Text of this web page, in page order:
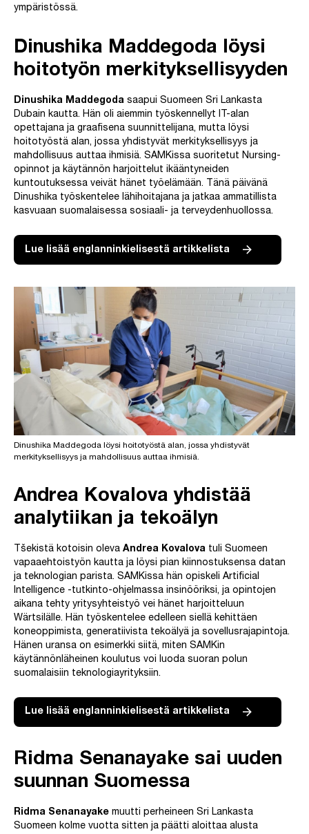
ympäristössä.
Dinushika Maddegoda löysi
hoitotyön merkityksellisyyden
Dinushika Maddegoda saapui Suomeen Sri Lankasta
Dubain kautta. Hän oli aiemmin työskennellyt IT-alan
opettajana ja graafisena suunnittelijana, mutta löysi
hoitotyöstä alan, jossa yhdistyvät merkityksellisyys ja
mahdollisuus auttaa ihmisiä. SAMKissa suoritetut Nursing-
opinnot ja käytännön harjoittelut ikääntyneiden
kuntoutuksessa veivät hänet työelämään. Tänä päivänä
Dinushika työskentelee lähihoitajana ja jatkaa ammatillista
kasvuaan suomalaisessa sosiaali- ja terveydenhuollossa.
Lue lisää englanninkielisestä artikkelista
Dinushika Maddegoda löysi hoitotyöstä alan, jossa yhdistyvät
merkityksellisyys ja mahdollisuus auttaa ihmisiä.
Andrea Kovalova yhdistää
analytiikan ja tekoälyn
Tšekistä kotoisin oleva Andrea Kovalova tuli Suomeen
vapaaehtoistyön kautta ja löysi pian kiinnostuksensa datan
ja teknologian parista. SAMKissa hän opiskeli Artificial
Intelligence -tutkinto-ohjelmassa insinööriksi, ja opintojen
aikana tehty yritysyhteistyö vei hänet harjoitteluun
Wärtsilälle. Hän työskentelee edelleen siellä kehittäen
koneoppimista, generatiivista tekoälyä ja sovellusrajapintoja.
Hänen uransa on esimerkki siitä, miten SAMKin
käytännönläheinen koulutus voi luoda suoran polun
suomalaisiin teknologiayrityksiin.
Lue lisää englanninkielisestä artikkelista
Ridma Senanayake sai uuden
suunnan Suomessa
Ridma Senanayake muutti perheineen Sri Lankasta
Suomeen kolme vuotta sitten ja päätti aloittaa alusta